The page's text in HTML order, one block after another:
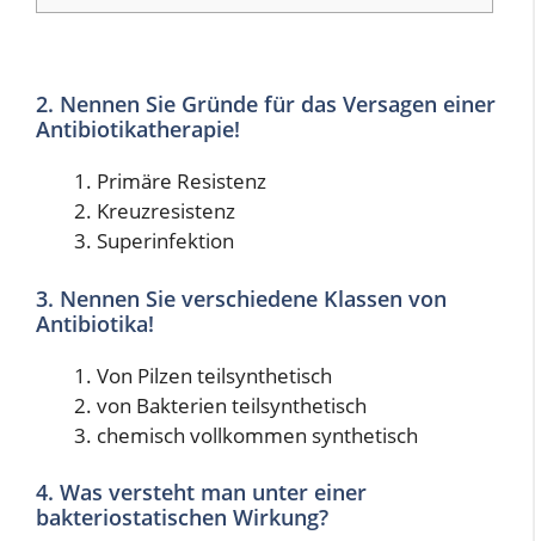
2. Nennen Sie Gründe für das Versagen einer
Antibiotikatherapie!
Primäre Resistenz
Kreuzresistenz
Superinfektion
3. Nennen Sie verschiedene Klassen von
Antibiotika!
Von Pilzen teilsynthetisch
von Bakterien teilsynthetisch
chemisch vollkommen synthetisch
4. Was versteht man unter einer
bakteriostatischen Wirkung?